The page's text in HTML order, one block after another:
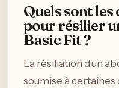
Quels sont
pour résilier
Basic Fit ?
La résiliation d’un
soumise à